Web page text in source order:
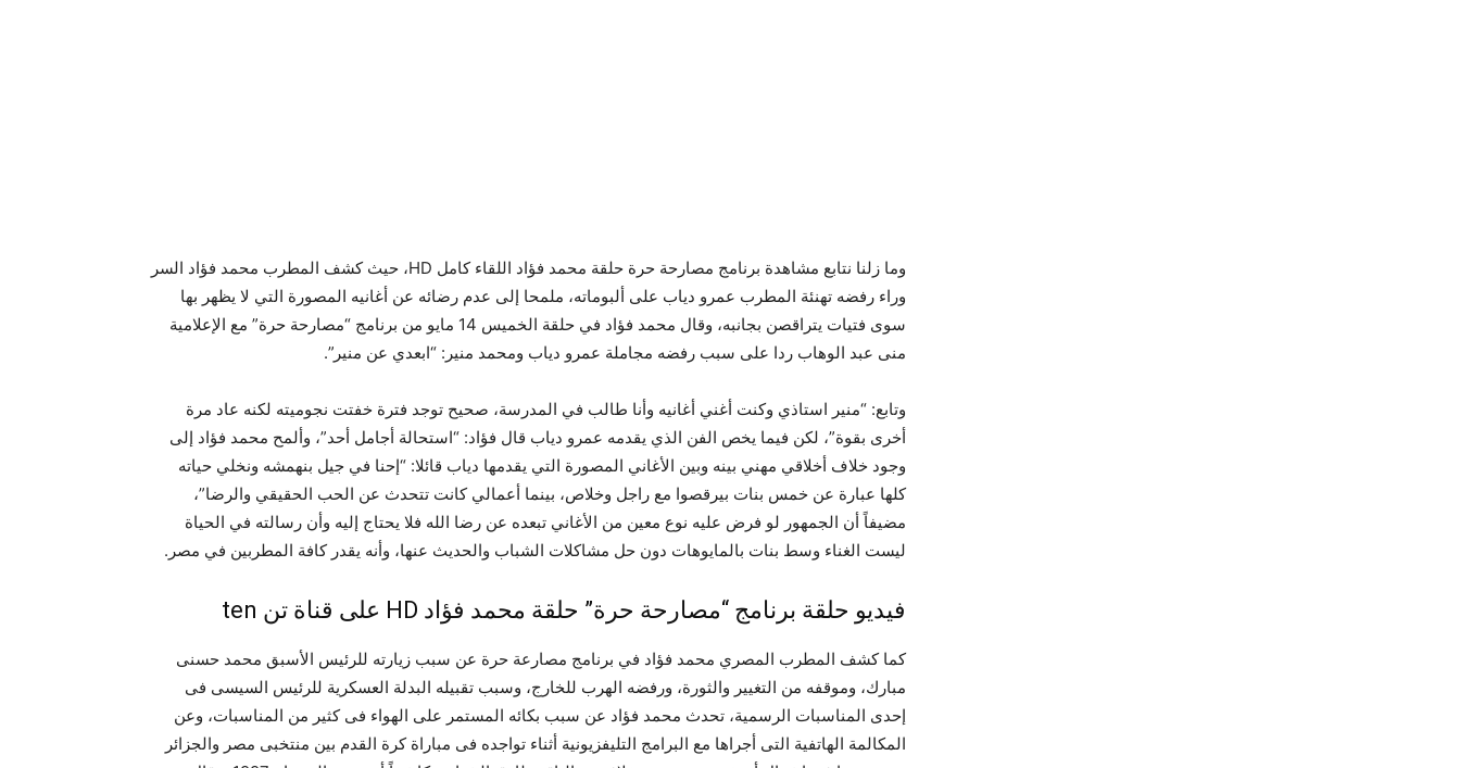
وما زلنا نتابع مشاهدة برنامج مصارحة حرة حلقة محمد فؤاد اللقاء كامل HD، حيث كشف المطرب محمد فؤاد السر
وراء رفضه تهنئة المطرب عمرو دياب على ألبوماته، ملمحا إلى عدم رضائه عن أغانيه المصورة التي لا يظهر بها
سوى فتيات يتراقصن بجانبه، وقال محمد فؤاد في حلقة الخميس 14 مايو من برنامج “مصارحة حرة” مع الإعلامية
منى عبد الوهاب ردا على سبب رفضه مجاملة عمرو دياب ومحمد منير: “ابعدي عن منير”.
وتابع: “منير استاذي وكنت أغني أغانيه وأنا طالب في المدرسة، صحيح توجد فترة خفتت نجوميته لكنه عاد مرة
أخرى بقوة”، لكن فيما يخص الفن الذي يقدمه عمرو دياب قال فؤاد: “استحالة أجامل أحد”، وألمح محمد فؤاد إلى
وجود خلاف أخلاقي مهني بينه وبين الأغاني المصورة التي يقدمها دياب قائلا: “إحنا في جيل بنهمشه ونخلي حياته
كلها عبارة عن خمس بنات بيرقصوا مع راجل وخلاص، بينما أعمالي كانت تتحدث عن الحب الحقيقي والرضا”،
مضيفاً أن الجمهور لو فرض عليه نوع معين من الأغاني تبعده عن رضا الله فلا يحتاج إليه وأن رسالته في الحياة
ليست الغناء وسط بنات بالمايوهات دون حل مشاكلات الشباب والحديث عنها، وأنه يقدر كافة المطربين في مصر.
فيديو حلقة برنامج “مصارحة حرة” حلقة محمد فؤاد HD على قناة تن ten
كما كشف المطرب المصري محمد فؤاد في برنامج مصارعة حرة عن سبب زيارته للرئيس الأسبق محمد حسنى
مبارك، وموقفه من التغيير والثورة، ورفضه الهرب للخارج، وسبب تقبيله البدلة العسكرية للرئيس السيسى فى
إحدى المناسبات الرسمية، تحدث محمد فؤاد عن سبب بكائه المستمر على الهواء فى كثير من المناسبات، وعن
المكالمة الهاتفية التى أجراها مع البرامج التليفزيونية أثناء تواجده فى مباراة كرة القدم بين منتخبى مصر والجزائر